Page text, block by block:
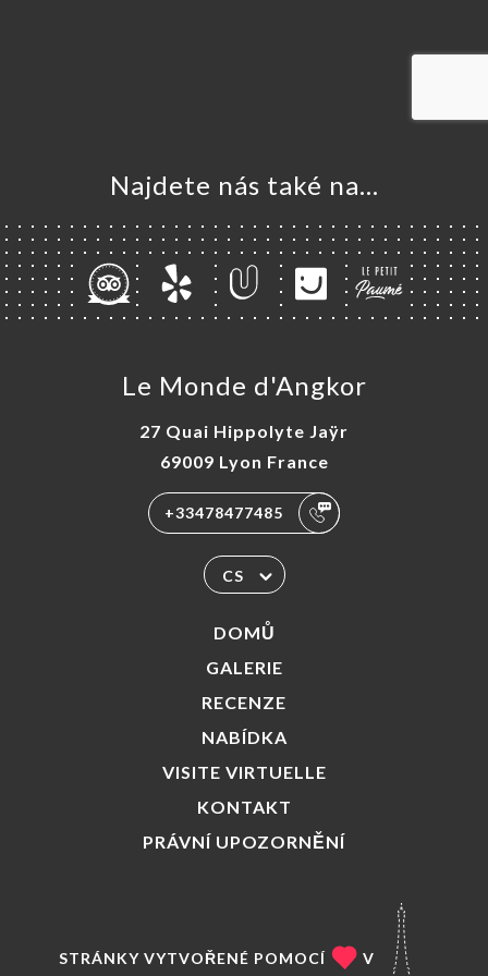
Najdete nás také na...
Le Monde d'Angkor
27 Quai Hippolyte Jaÿr
69009 Lyon France
+33478477485
CS
DOMŮ
GALERIE
RECENZE
NABÍDKA
VISITE VIRTUELLE
KONTAKT
PRÁVNÍ UPOZORNĚNÍ
STRÁNKY VYTVOŘENÉ POMOCÍ V